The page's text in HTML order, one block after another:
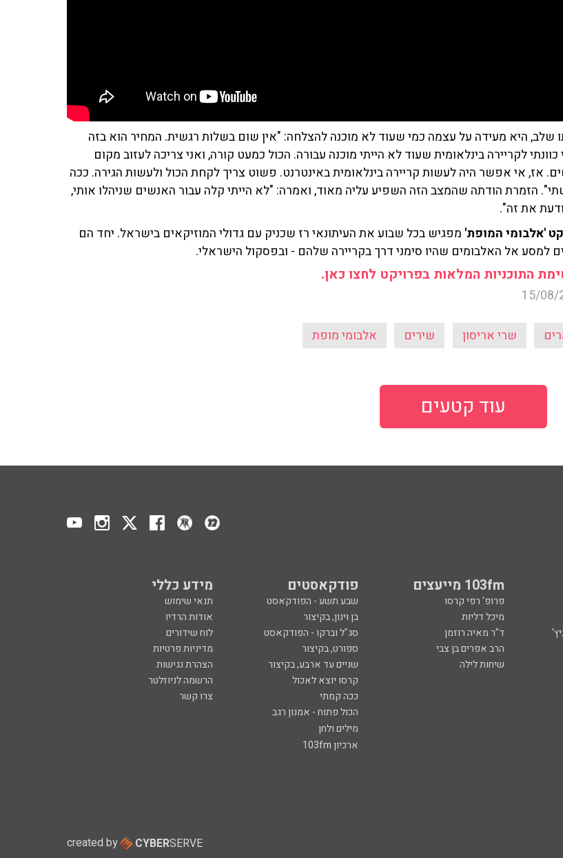
שלב, היא מעידה על עצמה כמי שעוד לא מוכנה להצלחה: "אין שום בשלות רגשית. המחיר הוא בזה
לקריירה בינלאומית שעוד לא הייתי מוכנה עבורה. הכול כמעט קורה, ואני צריכה לעזוב מקום
אז, אי אפשר היה לעשות קריירה בינלאומית באינטרנט. פשוט צריך לקחת הכול ולעשות הגירה. ככה
הזמרת הודתה שהמצב הזה השפיע עליה מאוד, ואמרה: "לא הייתי קלה עבור האנשים שניהלו אותי,
את זה".
'אלבומי המופת' מפגיש בכל שבוע את העיתונאי רז שכניק עם גדולי המוזיקאים בישראל. יחד הם
למסע אל האלבומים שהיו סימני דרך בקריירה שלהם - ובפסקול הישראלי.
התוכניות המלאות בפרויקט לחצו כאן.
15/08/
שרי אריסון שירים אלבומי מופת
עוד קטעים
103fm מייעצים פודקאסטים מידע כללי
פרופ' רפי קרסו שבע תשע - הפודקאסט
תנאי שימוש
מיכל דליות בן וינון, בקיצור
אודות הרדיו
ד"ר מאיה רוזמן סג"ל וברקו - הפודקאסט
לוח שידורים
הרב אפרים בן צבי ספורט, בקיצור
מדיניות פרטיות
שיחות לילה שניים עד ארבע, בקיצור
הצהרת נגישות
קרסו יוצא לאכול
הרשמה לניוזלטר
ככה קמתי
צרו קשר
הכול פתוח - אמנון רגב
מילים ולחן
ארכיון 103fm
created by CYBERSERVE